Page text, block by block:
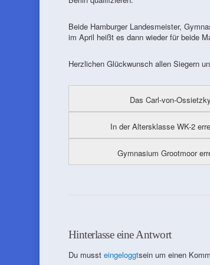
Beide Hamburger Landesmeister,
im April heißt es dann wieder für beide
Herzlichen Glückwunsch allen Siegern
Das Carl-von-
In der Altersklasse WK-2
Gymnasium Grootmoor
Hinterlasse eine Antwort
Du musst eingeloggtsein um einen